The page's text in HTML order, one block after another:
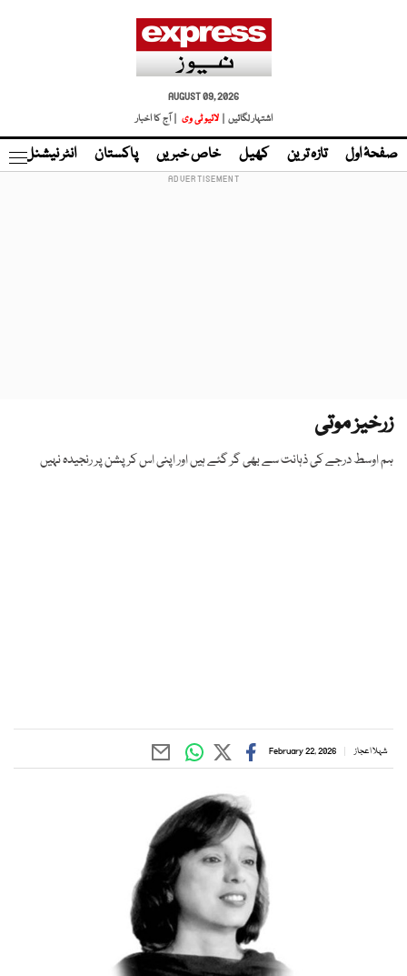
AUGUST 09, 2026
اشتہار لگائیں |
لائیو ٹی وی | آج کا اخبار
صفحۂ اول تازہ ترین کھیل خاص خبریں پاکستان انٹر نیشنل
زرخیز موتی
ہم اوسط درجے کی ذہانت سے بھی گر گئے ہیں اور اپنی اس کرپشن پر رنجیدہ نہیں
شہلا اعجاز February 22, 2026